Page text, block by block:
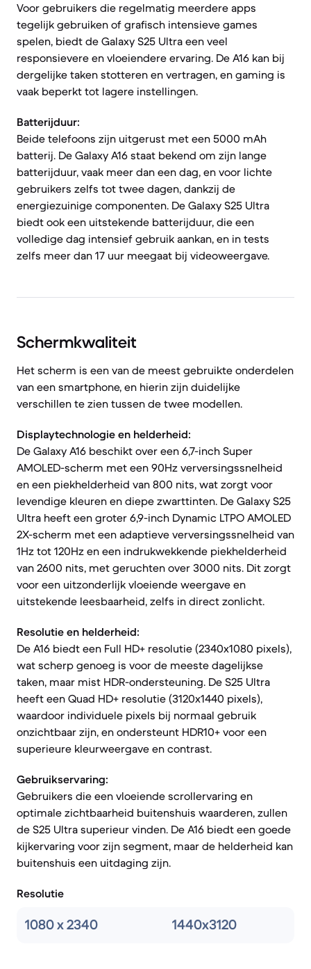
Voor gebruikers die regelmatig meerdere apps
tegelijk gebruiken of grafisch intensieve games
spelen, biedt de Galaxy S25 Ultra een veel
responsievere en vloeiendere ervaring. De A16 kan bij
dergelijke taken stotteren en vertragen, en gaming is
vaak beperkt tot lagere instellingen.
Batterijduur:
Beide telefoons zijn uitgerust met een 5000 mAh
batterij. De Galaxy A16 staat bekend om zijn lange
batterijduur, vaak meer dan een dag, en voor lichte
gebruikers zelfs tot twee dagen, dankzij de
energiezuinige componenten. De Galaxy S25 Ultra
biedt ook een uitstekende batterijduur, die een
volledige dag intensief gebruik aankan, en in tests
zelfs meer dan 17 uur meegaat bij videoweergave.
Schermkwaliteit
Het scherm is een van de meest gebruikte onderdelen
van een smartphone, en hierin zijn duidelijke
verschillen te zien tussen de twee modellen.
Displaytechnologie en helderheid:
De Galaxy A16 beschikt over een 6,7-inch Super
AMOLED-scherm met een 90Hz verversingssnelheid
en een piekhelderheid van 800 nits, wat zorgt voor
levendige kleuren en diepe zwarttinten. De Galaxy S25
Ultra heeft een groter 6,9-inch Dynamic LTPO AMOLED
2X-scherm met een adaptieve verversingssnelheid van
1Hz tot 120Hz en een indrukwekkende piekhelderheid
van 2600 nits, met geruchten over 3000 nits. Dit zorgt
voor een uitzonderlijk vloeiende weergave en
uitstekende leesbaarheid, zelfs in direct zonlicht.
Resolutie en helderheid:
De A16 biedt een Full HD+ resolutie (2340x1080 pixels),
wat scherp genoeg is voor de meeste dagelijkse
taken, maar mist HDR-ondersteuning. De S25 Ultra
heeft een Quad HD+ resolutie (3120x1440 pixels),
waardoor individuele pixels bij normaal gebruik
onzichtbaar zijn, en ondersteunt HDR10+ voor een
superieure kleurweergave en contrast.
Gebruikservaring:
Gebruikers die een vloeiende scrollervaring en
optimale zichtbaarheid buitenshuis waarderen, zullen
de S25 Ultra superieur vinden. De A16 biedt een goede
kijkervaring voor zijn segment, maar de helderheid kan
buitenshuis een uitdaging zijn.
Resolutie
1080 x 2340 1440x3120